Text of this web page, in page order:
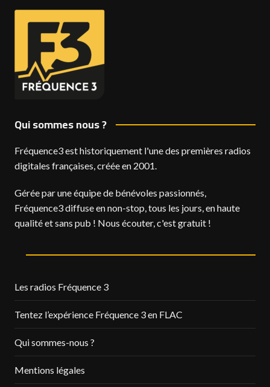
Qui sommes nous ?
Fréquence3 est historiquement l'une des premières radios
digitales françaises, créée en 2001.
Gérée par une équipe de bénévoles passionnés,
Fréquence3 diffuse en non-stop, tous les jours, en haute
qualité et sans pub ! Nous écouter, c'est gratuit !
Les radios Fréquence 3
Tentez l’expérience Fréquence 3 en FLAC
Qui sommes-nous ?
Mentions légales